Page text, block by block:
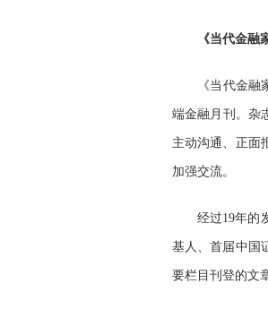
《当代金融
《当代金
端金融月刊。杂
主动沟通、正面
加强交流。
经过19年的
基人、首届中国
要栏目刊登的文